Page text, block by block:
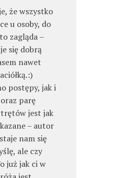
że wszystko
u osoby, do
zagląda –
się dobrą
nawet
postępy, jak i
parę
jest jak
– autor
nam się
ale czy
już jak ci w